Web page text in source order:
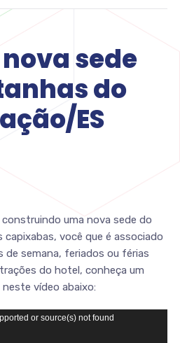
sede
do
ES
uma nova sede do
você que é associado
de semana, feriados ou férias
do hotel, conheça um
vídeo abaixo:
or source(s) not found